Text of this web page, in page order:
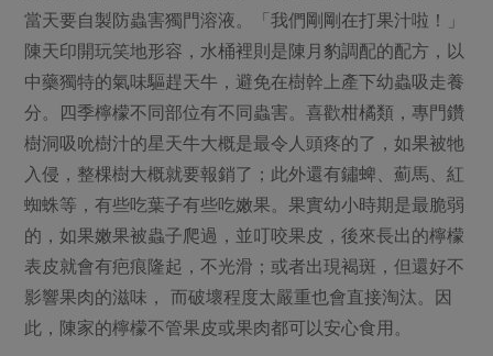
當天要自製防蟲害獨門溶液。「我們剛剛在打果汁啦！」
陳天印開玩笑地形容，水桶裡則是陳月豹調配的配方，以
中藥獨特的氣味驅趕天牛，避免在樹幹上產下幼蟲吸走養
分。四季檸檬不同部位有不同蟲害。喜歡柑橘類，專門鑽
樹洞吸吮樹汁的星天牛大概是最令人頭疼的了，如果被牠
入侵，整棵樹大概就要報銷了；此外還有鏽蜱、薊馬、紅
蜘蛛等，有些吃葉子有些吃嫩果。果實幼小時期是最脆弱
的，如果嫩果被蟲子爬過，並叮咬果皮，後來長出的檸檬
表皮就會有疤痕隆起，不光滑；或者出現褐斑，但還好不
影響果肉的滋味， 而破壞程度太嚴重也會直接淘汰。因
此，陳家的檸檬不管果皮或果肉都可以安心食用。